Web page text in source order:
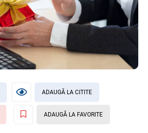
ADAUGĂ LA CITITE
ADAUGĂ LA FAVORITE